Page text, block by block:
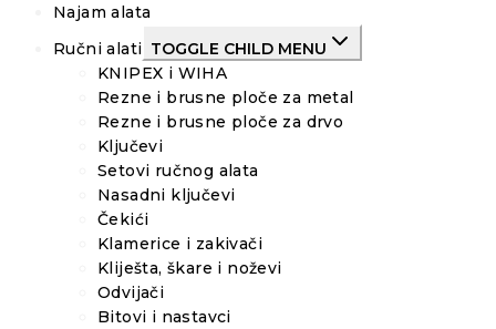
Najam alata
Ručni alati TOGGLE CHILD MENU
KNIPEX i WIHA
Rezne i brusne ploče za metal
Rezne i brusne ploče za drvo
Ključevi
Setovi ručnog alata
Nasadni ključevi
Čekići
Klamerice i zakivači
Kliješta, škare i noževi
Odvijači
Bitovi i nastavci